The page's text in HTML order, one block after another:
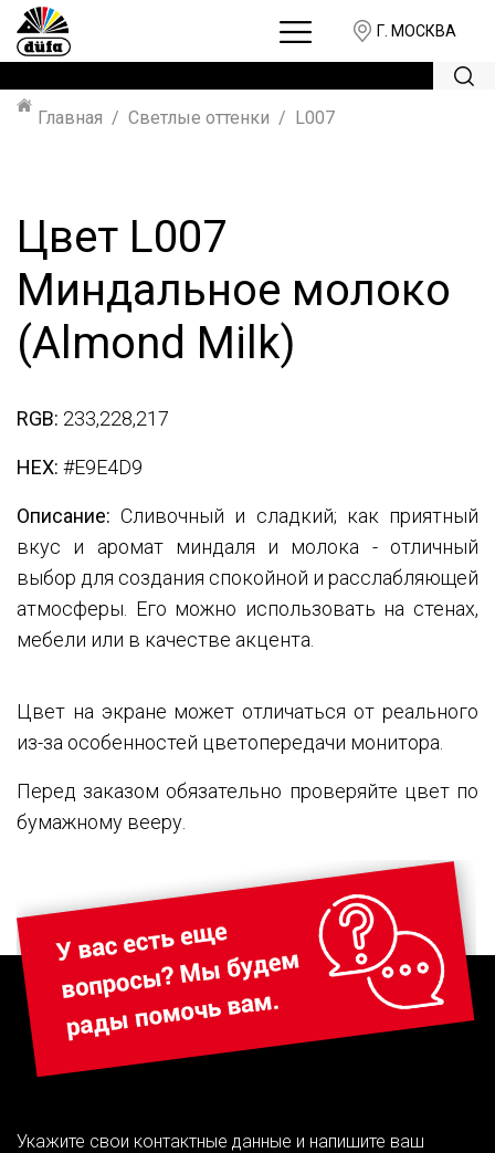
Г. МОСКВА
Главная Светлые оттенки L007
Цвет L007
Миндальное молоко
(Almond Milk)
RGB: 233,228,217
HEX: #E9E4D9
Описание:Сливочный и сладкий; как приятный
вкус и аромат миндаля и молока - отличный
выбор для создания спокойной и расслабляющей
атмосферы. Его можно использовать на стенах,
мебели или в качестве акцента.
Цвет на экране может отличаться от реального
из-за особенностей цветопередачи монитора.
Перед заказом обязательно проверяйте цвет по
бумажному вееру.
Укажите свои контактные данные и напишите ваш